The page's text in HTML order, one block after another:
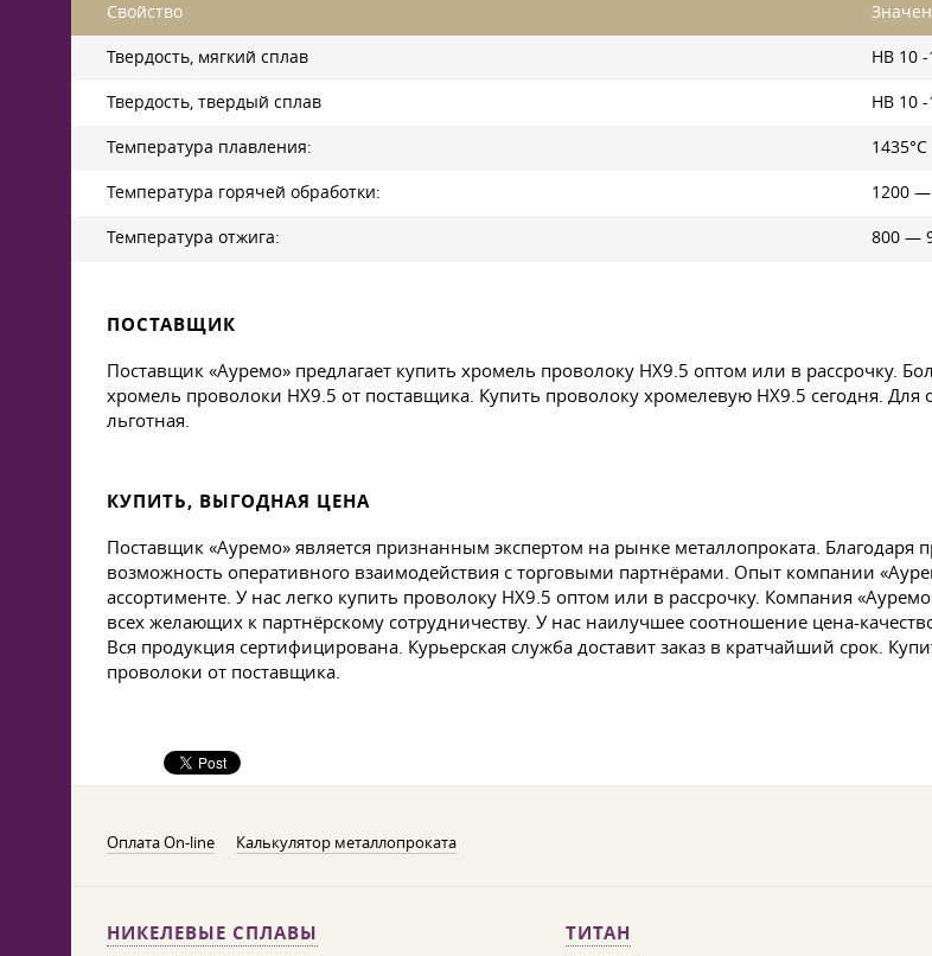
Свойство
Твердость, мягкий сплав HB 10
Твердость, твердый сплав HB 10
Температура плавления: 1435°C
Температура горячей обработки: 1200 —
Температура отжига: 800 —
ПОСТАВЩИК
Поставщик «Ауремо» предлагает купить хромель проволоку НХ9.5 оптом или в рассрочку.
хромель проволоки НХ9.5 от поставщика. Купить проволоку хромелевую НХ9.5 сегодня.
льготная.
КУПИТЬ, ВЫГОДНАЯ ЦЕНА
Поставщик «Ауремо» является признанным экспертом на рынке металлопроката.
возможность оперативного взаимодействия с торговыми партнёрами. Опыт компании
ассортименте. У нас легко купить проволоку НХ9.5 оптом или в рассрочку. Компания
всех желающих к партнёрскому сотрудничеству. У нас наилучшее соотношение цена-
Вся продукция сертифицирована. Курьерская служба доставит заказ в кратчайший срок.
проволоки от поставщика.
Оплата On-line Калькулятор металлопроката
НИКЕЛЕВЫЕ СПЛАВЫ ТИТАН